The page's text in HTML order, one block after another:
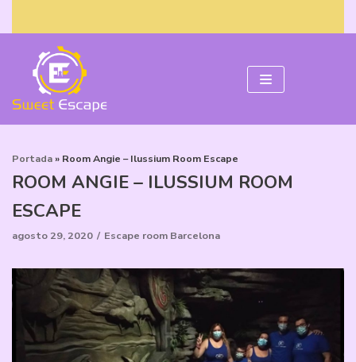
al
contenido
Portada » Room Angie – Ilussium Room Escape
ROOM ANGIE – ILUSSIUM ROOM
ESCAPE
agosto 29, 2020 Escape room Barcelona